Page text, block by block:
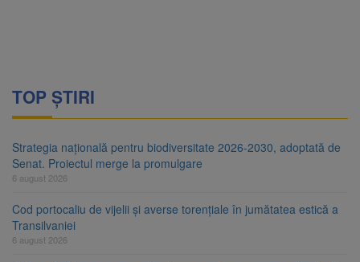
TOP ȘTIRI
Strategia națională pentru biodiversitate 2026-2030, adoptată de
Senat. Proiectul merge la promulgare
6 august 2026
Cod portocaliu de vijelii și averse torențiale în jumătatea estică a
Transilvaniei
6 august 2026